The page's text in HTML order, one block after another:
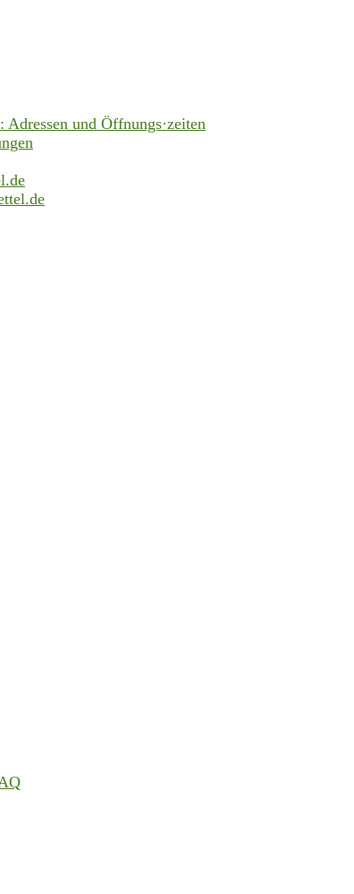
und Öffnungs·zeiten